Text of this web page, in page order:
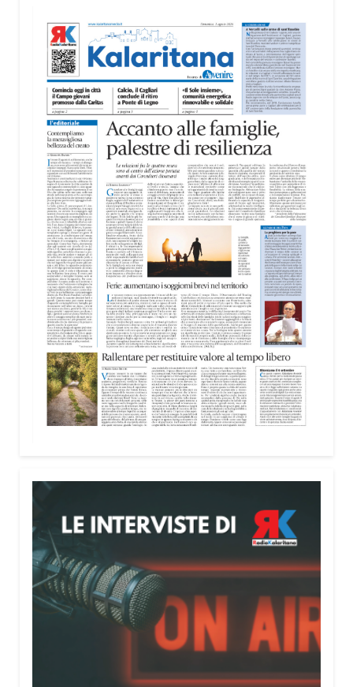
con disabilità nelle attività dell’OAMI al supporto nei
centri di accoglienza per migranti, dove
contribuiscono anche alla cura degli spazi comuni.
«Prendersi cura degli ambienti significa favorire
accoglienza e dignità», racconta Alessandro
Adimari.
Tra i partecipanti anche i seminaristi, impegnati
accanto agli anziani della casa di riposo Cristo Re.
«Un’esperienza di crescita umana e spirituale che
rafforza la vocazione al servizio», sottolinea
Cristiano Pani.
Il programma dedica spazio anche ai temi della
pace e della cooperazione nel Mediterraneo. Oggi
pomeriggio, alla Mediateca del Mediterraneo
(MEM), l’incontro con l’arcivescovo monsignor
Giuseppe Baturi ha approfondito il ruolo dei giovani
nella costruzione di ponti tra culture e popoli, con
un confronto inserito nel percorso “Cagliari Città
della Pace e del Mediterraneo”, progetto che
promuove il dialogo e la collaborazione tra le
libanese del Consiglio dei Giovani del
Mediterraneo della CEI: «Il campo è molto più di
un’esperienza di volontariato: è un’opportunità per
costruire relazioni attraverso il servizio, linguaggio
universale capace di unire persone diverse».
Condividi:
X WhatsApp
E-mail Stampa